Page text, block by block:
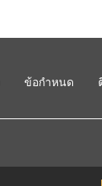
ข้อกำหนด